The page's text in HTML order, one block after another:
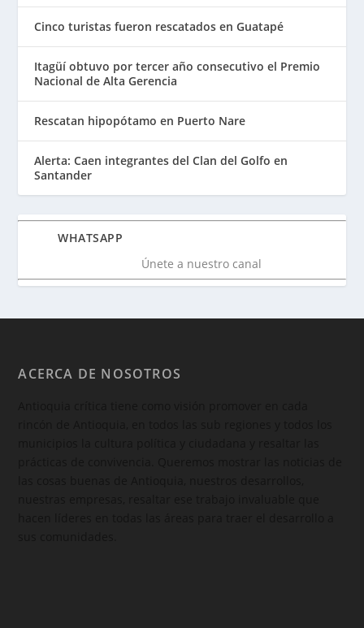
Cinco turistas fueron rescatados en Guatapé
Itagüí obtuvo por tercer año consecutivo el Premio
Nacional de Alta Gerencia
Rescatan hipopótamo en Puerto Nare
Alerta: Caen integrantes del Clan del Golfo en
Santander
WHATSAPP
Únete a nuestro canal
ACERCA DE NOSOTROS